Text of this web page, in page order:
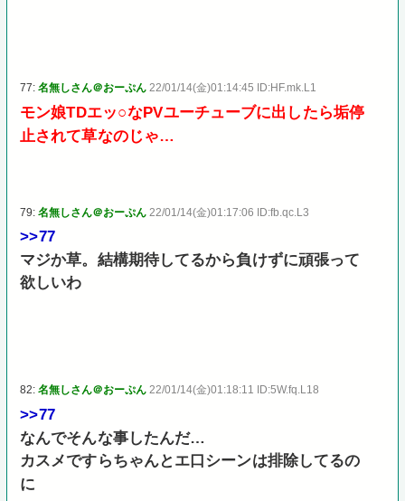
77:名無しさん＠おーぷん 22/01/14(金)01:14:45 ID:HF.mk.L1
モン娘TDエッ○なPVユーチューブに出したら垢停
止されて草なのじゃ…
79:名無しさん＠おーぷん 22/01/14(金)01:17:06 ID:fb.qc.L3
>>77
マジか草。結構期待してるから負けずに頑張って
欲しいわ
82:名無しさん＠おーぷん 22/01/14(金)01:18:11 ID:5W.fq.L18
>>77
なんでそんな事したんだ…
カスメですらちゃんとエ口シーンは排除してるの
に